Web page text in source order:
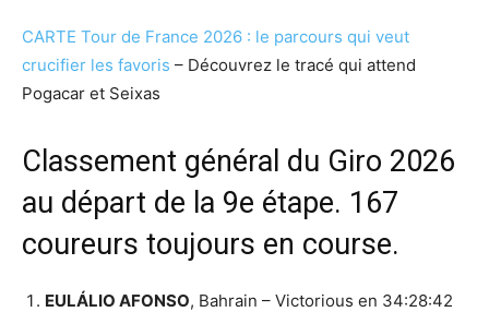
CARTE Tour de France 2026 : le parcours qui veut
crucifier les favoris – Découvrez le tracé qui attend
Pogacar et Seixas
Classement général du Giro 2026
au départ de la 9e étape. 167
coureurs toujours en course.
EULÁLIO AFONSO, Bahrain – Victorious en 34:28:42